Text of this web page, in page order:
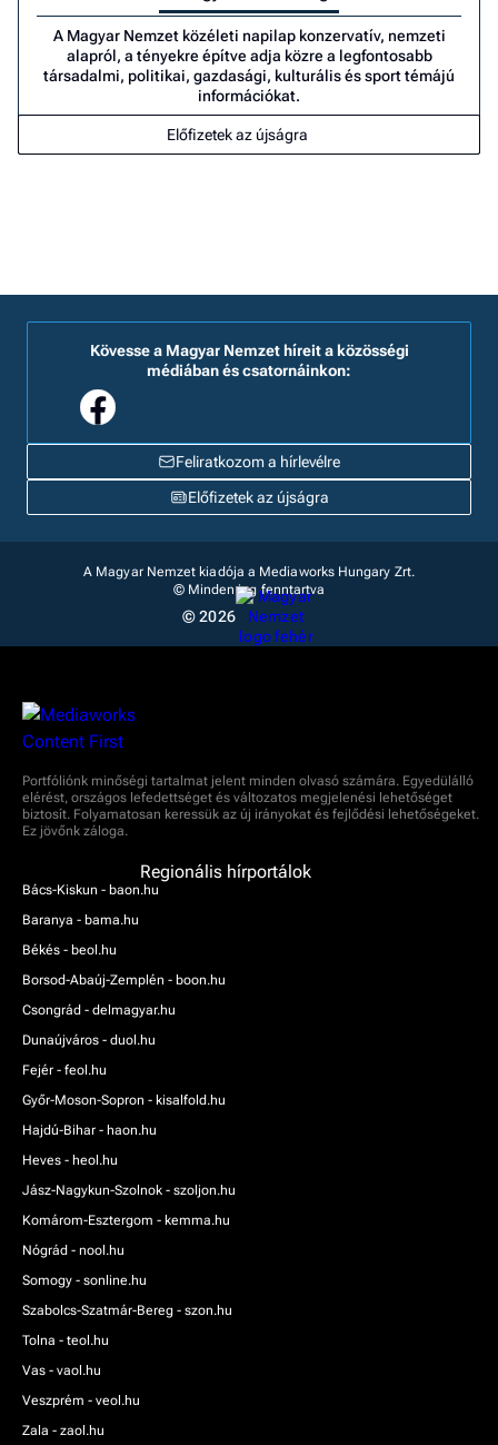
A Magyar Nemzet közéleti napilap konzervatív, nemzeti
alapról, a tényekre építve adja közre a legfontosabb
társadalmi, politikai, gazdasági, kulturális és sport témájú
információkat.
Előfizetek az újságra
Feliratkozom a hírlevélre
Kövesse a Magyar Nemzet híreit a közösségi
médiában és csatornáinkon:
Előfizetek az újságra
A Magyar Nemzet kiadója a Mediaworks Hungary Zrt.
© Minden jog fenntartva
© 2026
Portfóliónk minőségi tartalmat jelent minden olvasó számára. Egyedülálló
elérést, országos lefedettséget és változatos megjelenési lehetőséget
biztosít. Folyamatosan keressük az új irányokat és fejlődési lehetőségeket.
Ez jövőnk záloga.
Regionális hírportálok
Bács-Kiskun - baon.hu
Baranya - bama.hu
Békés - beol.hu
Borsod-Abaúj-Zemplén - boon.hu
Csongrád - delmagyar.hu
Dunaújváros - duol.hu
Fejér - feol.hu
Győr-Moson-Sopron - kisalfold.hu
Hajdú-Bihar - haon.hu
Heves - heol.hu
Jász-Nagykun-Szolnok - szoljon.hu
Komárom-Esztergom - kemma.hu
Nógrád - nool.hu
Somogy - sonline.hu
Szabolcs-Szatmár-Bereg - szon.hu
Tolna - teol.hu
Vas - vaol.hu
Veszprém - veol.hu
Zala - zaol.hu